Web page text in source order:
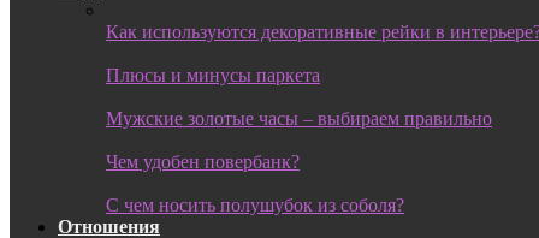
Как используются декоративные рейки в
Плюсы и минусы паркета
Мужские золотые часы – выбираем правильно
Чем удобен повербанк?
С чем носить полушубок из соболя?
Отношения